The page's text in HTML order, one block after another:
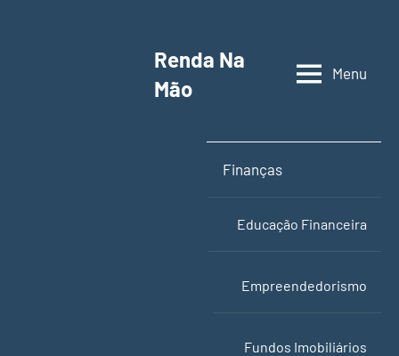
Renda Na
Mão
Contabilidade,
empreendedorismo
Menu
Finanças
Educação Financeira
Empreendedorismo
Fundos Imobiliários